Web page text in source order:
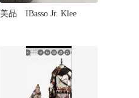
美品 IBasso Jr. Klee